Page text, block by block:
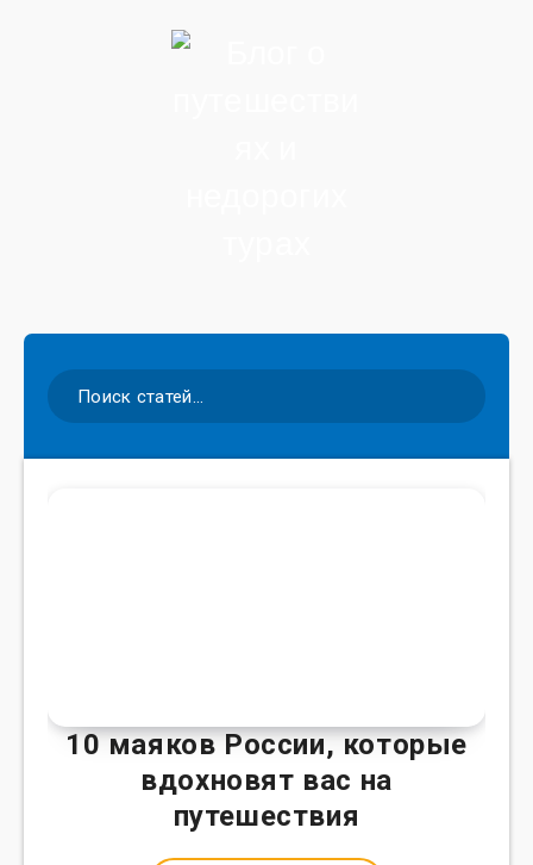
10 маяков России, которые
вдохновят вас на
путешествия